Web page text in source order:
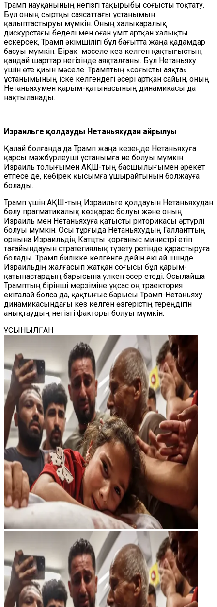
Трамп науқанының негізгі тақырыбы соғысты тоқтату.
Бұл оның сыртқы саясаттағы ұстанымын
қалыптастыруы мүмкін. Оның халықаралық
дискурстағы беделі мен оған үміт артқан халықты
ескерсек, Трамп әкімшілігі бұл бағытта жаңа қадамдар
басуы мүмкін. Бірақ мәселе кез келген қақтығыстың
қандай шарттар негізінде аяқталғаны. Бұл Нетаньяху
үшін өте қиын мәселе. Трамптың «соғысты аяқта»
ұстанымының іске келгендегі әсері артқан сайын, оның
Нетаньяхумен қарым-қатынасының динамикасы да
нақтыланады.
Израильге қолдаудың Нетаньяхудан айрылуы
Қалай болғанда да Трамп жаңа кезеңде Нетаньяхуға
қарсы мәжбүрлеуші ​​ұстанымға ие болуы мүмкін.
Израиль толығымен АҚШ-тың басшылығымен әрекет
етпесе де, көбірек қысымға ұшырайтынын болжауға
болады.
Трамп үшін АҚШ-тың Израильге қолдауын Нетаньяхудан
бөлу прагматикалық көзқарас болуы және оның
Израиль мен Нетаньяхуға қатысты риторикасы әртүрлі
болуы мүмкін. Осы тұрғыда Нетаньяхудың Галланттың
орнына Израильдің Катцты қорғаныс министрі етіп
тағайындауын стратегиялық түзету ретінде қарастыруға
болады. Трамп билікке келгенге дейін екі ай ішінде
Израильдің жалғасып жатқан соғысы бұл қарым-
қатынастардың барысына үлкен әсер етеді. Осылайша
Трамптың бірінші мерзіміне ұқсас оң траектория
екіталай болса да, қақтығыс барысы Трамп-Нетаньяху
динамикасындағы кез келген өзгерістің тереңдігін
анықтаудың негізгі факторы болуы мүмкін.
ҰСЫНЫЛҒАН